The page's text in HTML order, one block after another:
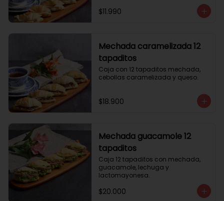
$11.990
Mechada caramelizada 12
tapaditos
Caja con 12 tapaditos mechada,
cebollas caramelizada y queso.
$18.900
Mechada guacamole 12
tapaditos
Caja 12 tapaditos con mechada,
guacamole, lechuga y
lactomayonesa.
$20.000